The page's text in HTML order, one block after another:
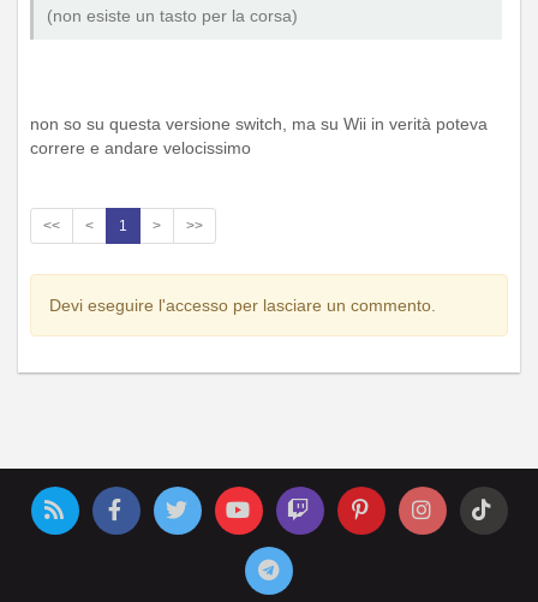
(non esiste un tasto per la corsa)
non so su questa versione switch, ma su Wii in verità poteva
correre e andare velocissimo
<< < 1 > >>
Devi eseguire l'accesso per lasciare un commento.